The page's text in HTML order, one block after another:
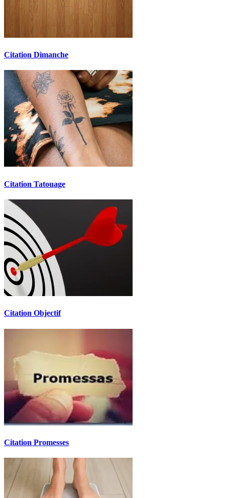
Citation Dimanche
Citation Tatouage
Citation Objectif
Citation Promesses